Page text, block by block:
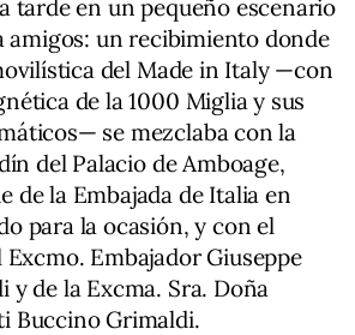
tarde en un pequeño escenario
amigos: un recibimiento donde
del Made in Italy —con
de la 1000 Miglia y sus
se mezclaba con la
del Palacio de Amboage,
de la Embajada de Italia en
para la ocasión, y con el
Embajador Giuseppe
y de la Excma. Sra. Doña
Buccino Grimaldi.